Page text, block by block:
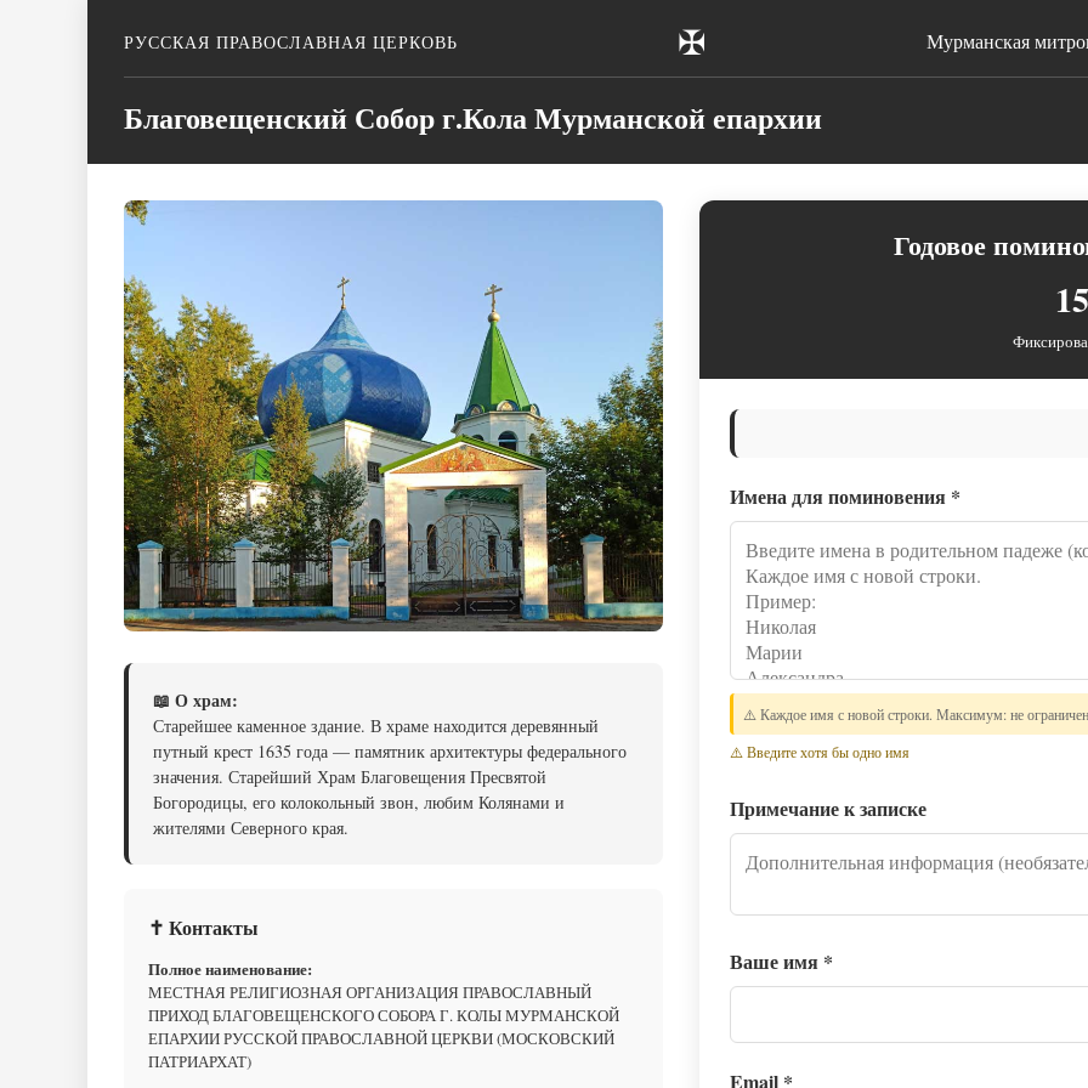
РУССКАЯ ПРАВОСЛАВНАЯ ЦЕРКОВЬ ✠ Мурманская
Благовещенский Собор г.Кола Мурманской епархии
📖 О храм:
Старейшее каменное здание. В храме находится деревянный
путный крест 1635 года — памятник архитектуры федерального
значения. Старейший Храм Благовещения Пресвятой
Богородицы, его колокольный звон, любим Колянами и
жителями Северного края.
✝ Контакты
Полное наименование:
МЕСТНАЯ РЕЛИГИОЗНАЯ ОРГАНИЗАЦИЯ ПРАВОСЛАВНЫЙ
ПРИХОД БЛАГОВЕЩЕНСКОГО СОБОРА Г. КОЛЫ МУРМАНСКОЙ
ЕПАРХИИ РУССКОЙ ПРАВОСЛАВНОЙ ЦЕРКВИ (МОСКОВСКИЙ
ПАТРИАРХАТ)
Годовое
Имена для поминовения *
⚠️ Каждое имя с новой строки. Максимум: не
⚠️ Введите хотя бы одно имя
Примечание к записке
Ваше имя *
Email *